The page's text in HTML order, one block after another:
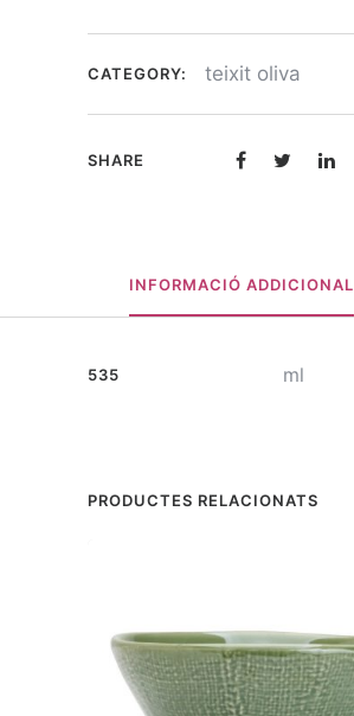
CATEGORY: teixit oliva
SHARE
INFORMACIÓ ADDICIONAL
535 ml
PRODUCTES RELACIONATS